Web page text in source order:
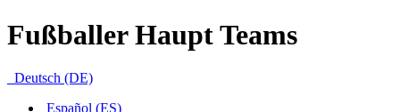
Fußballer Haupt Teams
Deutsch (DE)
Español (ES)